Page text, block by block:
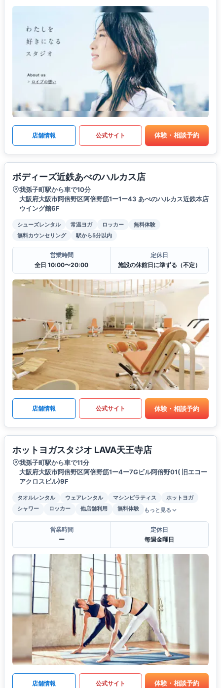
店舗情報 公式サイト 体験・相談予約
ボディーズ近鉄あべのハルカス店
我孫子町駅から車で10分
大阪府大阪市阿倍野区阿倍野筋1ー1ー43 あべのハルカス近鉄本店
ウイング館6F
シューズレンタル 常温ヨガ ロッカー
無料体験
無料カウンセリング
駅から5分以内
営業時間
全日 10:00〜20:00
定休日
施設の休館日に準ずる（不定）
店舗情報 公式サイト 体験・相談予約
ホットヨガスタジオ LAVA天王寺店
我孫子町駅から車で11分
大阪府大阪市阿倍野区阿倍野筋1ー4ー7Gビル阿倍野01( 旧エコー
アクロスビル)9F
タオルレンタル ウェアレンタル マシンピラティス
ホットヨガ
シャワー
ロッカー 他店舗利用 無料体験 もっと見る
営業時間
ー
定休日
毎週金曜日
店舗情報 公式サイト 体験・相談予約